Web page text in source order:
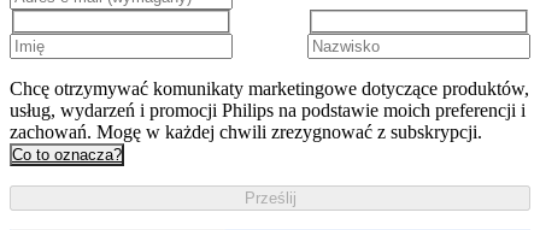
Chcę otrzymywać komunikaty marketingowe dotyczące produktów,
usług, wydarzeń i promocji Philips na podstawie moich preferencji i
zachowań. Mogę w każdej chwili zrezygnować z subskrypcji.
Co to oznacza?
Prześlij